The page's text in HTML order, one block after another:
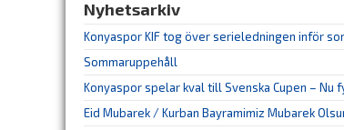
Nyhetsarkiv
Konyaspor KIF tog över serieledningen inför
Sommaruppehåll
Konyaspor spelar kval till Svenska Cupen –
Eid Mubarek / Kurban Bayramimiz Mubarek